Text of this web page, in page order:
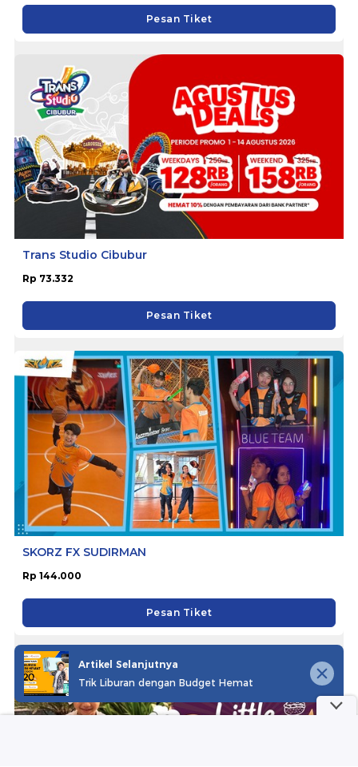
Pesan Tiket
Trans Studio Cibubur
Rp 73.332
Pesan Tiket
SKORZ FX SUDIRMAN
Rp 144.000
Pesan Tiket
Artikel Selanjutnya
Trik Liburan dengan Budget Hemat